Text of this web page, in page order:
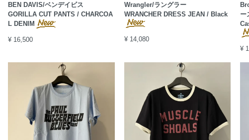
BEN DAVIS/ベンデイビス
GORILLA CUT PANTS / CHARCOA
L DENIM
¥ 16,500
Wrangler/ラングラー
WRANCHER DRESS JEAN / Black
¥ 14,080
ー
¥